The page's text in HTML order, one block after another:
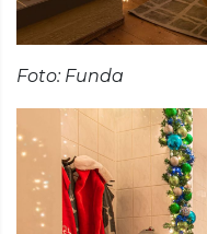
Foto: Funda